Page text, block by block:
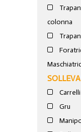
colonna
Carrelli
Gru